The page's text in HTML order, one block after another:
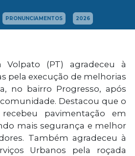
PRONUNCIAMENTOS 2026
Volpato (PT) agradeceu à
pela execução de melhorias
no bairro Progresso, após
Destacou que o
pavimentação em
mais segurança e melhor
Também agradeceu à
Urbanos pela roçada